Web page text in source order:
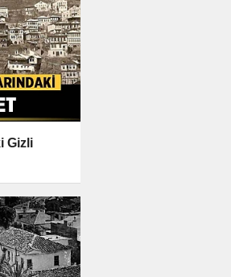
Gizli